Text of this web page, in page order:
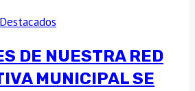
DE NUESTRA RED
MUNICIPAL SE